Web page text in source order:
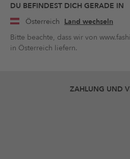
DU BEFINDEST DICH GERADE IN
Österreich Land wechseln
Bitte beachte, dass wir von
in Österreich liefern.
ZAHLUNG UND